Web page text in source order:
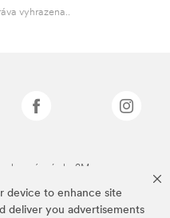
device to enhance site
deliver you advertisements
vyhrazena..
známky 3M.